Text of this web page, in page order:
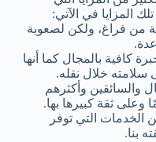
المزايا في الآتي:
من فراغ، ولكن لصعوبة
كافية بالمجال كما أنها
سلامته خلال نقله.
والسائقين وأكثرهم
وعلى ثقة كبيرها بها.
الخدمات التي توفر
بنا.